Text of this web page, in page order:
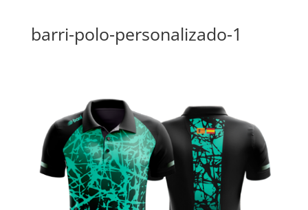
barri-polo-personalizado-1